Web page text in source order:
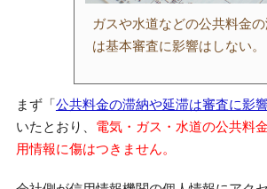
ガスや水道などの公共料金
は基本審査に影響はしない。
まず「公共料金の滞納や延滞は審査に影
いたとおり、 電気・ガス・水道の公共料
用情報に傷はつきません。